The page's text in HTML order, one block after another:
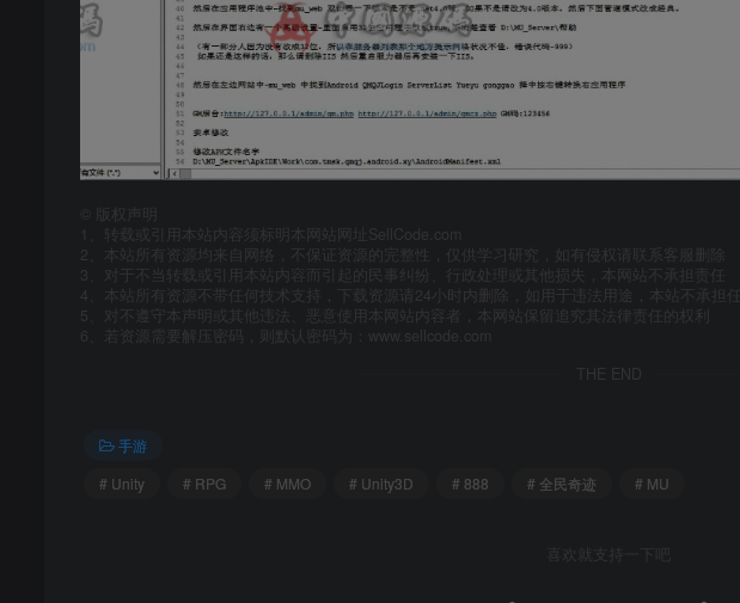
版权声明
1、转载或引用本站内容须标明本网站网址SellCode.com
2、本站所有资源均来自网络，不保证资源的完整性，仅供学习研究，如有侵权请联系客服删除
3、对于不当转载或引用本站内容而引起的民事纠纷、行政处理或其他损失，本网站不承担责任
4、本站所有资源不带任何技术支持，下载资源请24小时内删除，如用于违法用途，本站不承担任
5、对不遵守本声明或其他违法、恶意使用本网站内容者，本网站保留追究其法律责任的权利
6、若资源需要解压密码，则默认密码为：www.sellcode.com
THE END
手游
# Unity
# RPG # MMO # Unity3D # 888 # 全民奇迹 # MU
喜欢就支持一下吧